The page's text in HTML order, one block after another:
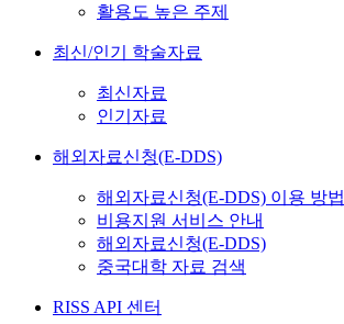
활용도 높은 주제
최신/인기 학술자료
최신자료
인기자료
해외자료신청(E-DDS)
해외자료신청(E-DDS) 이용 방법
비용지원 서비스 안내
해외자료신청(E-DDS)
중국대학 자료 검색
RISS API 센터